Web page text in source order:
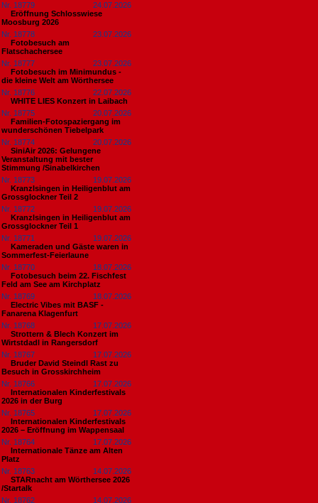
Nr. 18779
24.07.2026
Eröffnung Schlosswiese
Moosburg 2026
Nr. 18778
23.07.2026
Fotobesuch am
Flatschachersee
Nr. 18777
23.07.2026
Fotobesuch im Minimundus -
die kleine Welt am Wörthersee
Nr. 18776
22.07.2026
WHITE LIES Konzert in Laibach
Nr. 18775
20.07.2026
Familien-Fotospaziergang im
wunderschönen Tiebelpark
Nr. 18774
20.07.2026
SiniAir 2026: Gelungene
Veranstaltung mit bester
Stimmung /Sinabelkirchen
Nr. 18773
19.07.2026
Kranzlsingen in Heiligenblut am
Grossglockner Teil 2
Nr. 18772
19.07.2026
Kranzlsingen in Heiligenblut am
Grossglockner Teil 1
Nr. 18771
19.07.2026
Kameraden und Gäste waren in
Sommerfest-Feierlaune
Nr. 18770
18.07.2026
Fotobesuch beim 22. Fischfest
Feld am See am Kirchplatz
Nr. 18769
18.07.2026
Electric Vibes mit BASF -
Fanarena Klagenfurt
Nr. 18768
17.07.2026
Strottern & Blech Konzert im
Wirtstdadl in Rangersdorf
Nr. 18767
17.07.2026
Bruder David Steindl Rast zu
Besuch in Grosskirchheim
Nr. 18766
17.07.2026
Internationalen Kinderfestivals
2026 in der Burg
Nr. 18765
17.07.2026
Internationalen Kinderfestivals
2026 – Eröffnung im Wappensaal
Nr. 18764
17.07.2026
Internationale Tänze am Alten
Platz
Nr. 18763
14.07.2026
STARnacht am Wörthersee 2026
/Startalk
Nr. 18762
14.07.2026